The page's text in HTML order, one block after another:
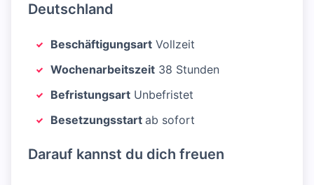
Deutschland
Beschäftigungsart Vollzeit
Wochenarbeitszeit 38 Stunden
Befristungsart Unbefristet
Besetzungsstart ab sofort
Darauf kannst du dich freuen